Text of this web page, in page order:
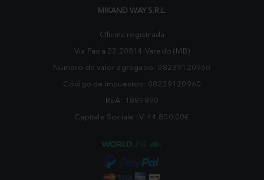
MIKAND WAY S.R.L.
Oficina registrada
Via Pavia 23 20814 Varedo (MB)
Número de valor agregado: 08239120960
Código de impuestos: 08239120960
REA: 1889890
Capitale Sociale I.V. 44.800,00€